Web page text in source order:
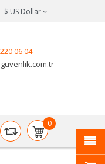
$ US Dollar
06 04
0
item(s)
-